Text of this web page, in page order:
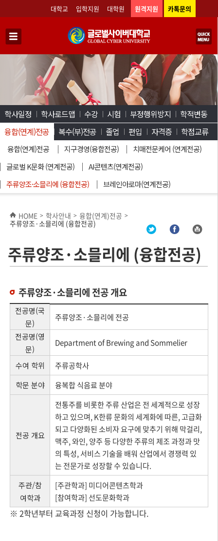
대학교 입학지원 대학원 원격지원 카톡문의
학사일정 학사로드맵 수강 시험 부정행위방지
학적변동
융합(연계)전공
융합(연계)전공 지구경영(융합전공)
치매전문케어 (연계전공)
글로벌 K문화 (연계전공)
AI콘텐츠(연계전공)
주류양조·소믈리에 (융합전공)
브레인아로마(연계전공)
복수(부)전공 졸업 편입 자격증 학점교류
HOME > 학사안내 > 융합(연계)전공 >
주류양조·소믈리에 (융합전공)
주류양조·소믈리에 (융합전공)
주류양조·소믈리에 전공 개요
전공명(국
문)
주류양조·소믈리에 전공
전공명(영
문)
Department of Brewing and Sommelier
수여 학위 주류공학사
학문 분야 융복합 식음료 분야
전공 개요
전통주를 비롯한 주류 산업은 전 세계적으로 성장
하고 있으며, K한류 문화의 세계화에 따른, 고급화
되고 다양화된 소비자 요구에 맞추기 위해 막걸리,
맥주, 와인, 양주 등 다양한 주류의 제조 과정과 맛
의 특성, 서비스 기술을 배워 산업에서 경쟁력 있
는 전문가로 성장할 수 있습니다.
주관/참
여학과
[주관학과] 미디어콘텐츠학과
[참여학과] 선도문화학과
※ 2학년부터 교육과정 신청이 가능합니다.